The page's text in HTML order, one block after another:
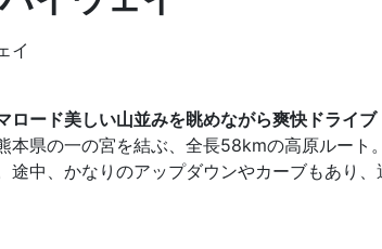
ロード美しい山並みを眺めながら爽快ドライブ
本県の一の宮を結ぶ、全長58kmの高原ルー
途中、かなりのアップダウンやカーブもあり